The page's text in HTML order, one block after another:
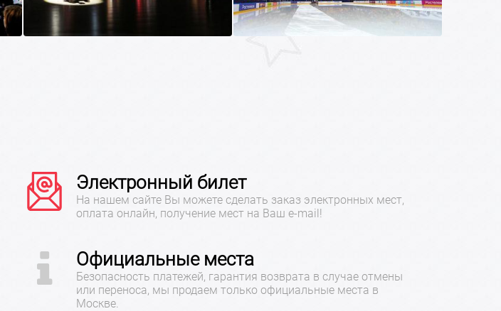
Электронный билет
На нашем сайте Вы можете сделать заказ электронных мест,
оплата онлайн, получение мест на Ваш e-mail!
Официальные места
Безопасность платежей, гарантия возврата в случае отмены
или переноса, мы продаем только официальные места в
Москве.